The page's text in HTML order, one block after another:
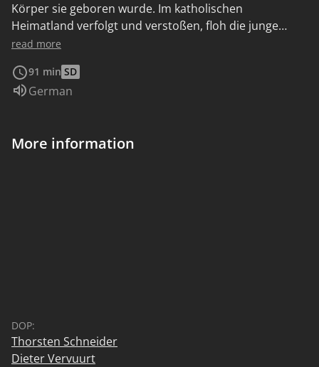
Körper sie geboren wurde. Im katholischen
Heimatland verfolgt und verstoßen, floh die junge
transsexuelle Frau nach Berlin, wo sie seitdem als
begleitet die titelgebende Protagonistin über zehn
Jahre und zeichnet ein aufrichtiges Bild von einer, die
wieder deutlich macht, obwohl sie gerade das immer
read more
91 min SD
Audio language:
German
More information
DOP:
Thorsten Schneider
Dieter Vervuurt